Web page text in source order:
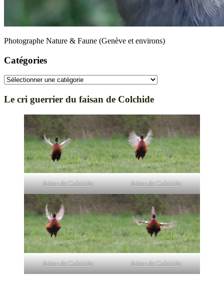
Photographe Nature & Faune (Genève et environs)
Catégories
Catégories
Le cri guerrier du faisan de Colchide
faisan de Colchide faisande Colchide
faisan de Colchide faisan de Colchide